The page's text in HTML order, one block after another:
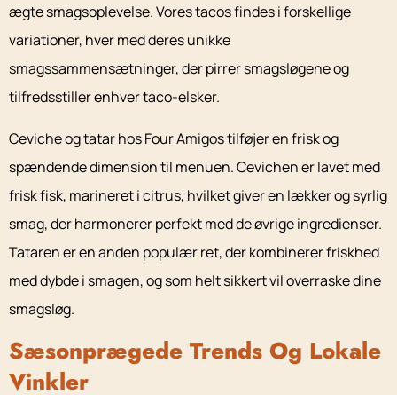
ægte smagsoplevelse. Vores tacos findes i forskellige
variationer, hver med deres unikke
smagssammensætninger, der pirrer smagsløgene og
tilfredsstiller enhver taco-elsker.
Ceviche og tatar hos Four Amigos tilføjer en frisk og
spændende dimension til menuen. Cevichen er lavet med
frisk fisk, marineret i citrus, hvilket giver en lækker og syrlig
smag, der harmonerer perfekt med de øvrige ingredienser.
Tataren er en anden populær ret, der kombinerer friskhed
med dybde i smagen, og som helt sikkert vil overraske dine
smagsløg.
Sæsonprægede Trends Og Lokale
Vinkler